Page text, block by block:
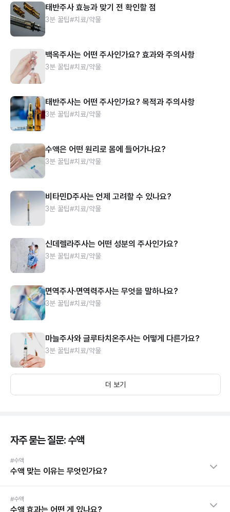
태반주사 효능과 맞기 전 확인할 점
3분 꿀팁#치료/약물
백옥주사는 어떤 주사인가요? 효과와 주의사항
3분 꿀팁#치료/약물
태반주사는 어떤 주사인가요? 목적과 주의사항
3분 꿀팁#치료/약물
수액은 어떤 원리로 몸에 들어가나요?
3분 꿀팁#치료/약물
비타민D주사는 언제 고려할 수 있나요?
3분 꿀팁#치료/약물
신데렐라주사는 어떤 성분의 주사인가요?
3분 꿀팁#치료/약물
면역주사·면역력주사는 무엇을 말하나요?
3분 꿀팁#치료/약물
마늘주사와 글루타치온주사는 어떻게 다른가요?
3분 꿀팁#치료/약물
더 보기
자주 묻는 질문: 수액
#수액
수액 맞는 이유는 무엇인가요?
#수액
수액 효과는 어떤 게 있나요?